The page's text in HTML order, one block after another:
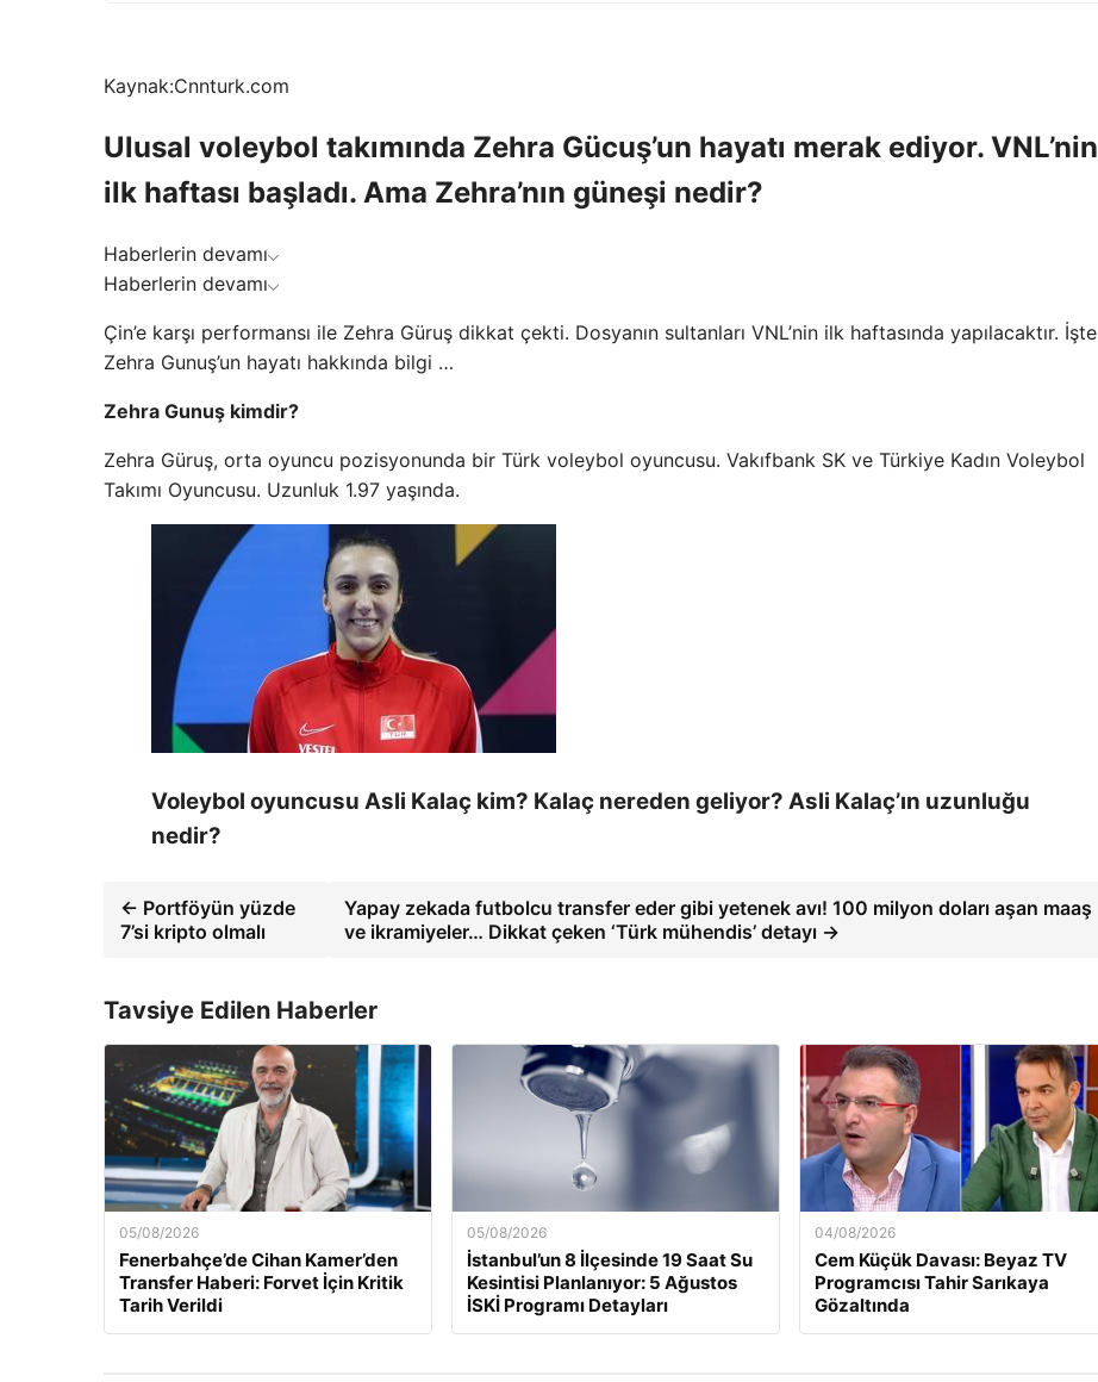
Kaynak:Cnnturk.com
Ulusal voleybol takımında Zehra Gücuş’un hayatı merak ediyor. VNL’nin
ilk haftası başladı. Ama Zehra’nın güneşi nedir?
Haberlerin devamı
Haberlerin devamı
Çin’e karşı performansı ile Zehra Güruş dikkat çekti. Dosyanın sultanları VNL’nin ilk haftasında yapılacaktır. İşte
Zehra Gunuş’un hayatı hakkında bilgi …
Zehra Gunuş kimdir?
Zehra Güruş, orta oyuncu pozisyonunda bir Türk voleybol oyuncusu. Vakıfbank SK ve Türkiye Kadın Voleybol
Takımı Oyuncusu. Uzunluk 1.97 yaşında.
Voleybol oyuncusu Asli Kalaç kim? Kalaç nereden geliyor? Asli Kalaç’ın uzunluğu
nedir?
← Portföyün yüzde
7’si kripto olmalı
Yapay zekada futbolcu transfer eder gibi yetenek avı! 100 milyon doları aşan maaş
ve ikramiyeler… Dikkat çeken ‘Türk mühendis’ detayı →
Tavsiye Edilen Haberler
05/08/2026
Fenerbahçe’de Cihan Kamer’den
Transfer Haberi: Forvet İçin Kritik
Tarih Verildi
05/08/2026
İstanbul’un 8 İlçesinde 19 Saat Su
Kesintisi Planlanıyor: 5 Ağustos
İSKİ Programı Detayları
04/08/2026
Cem Küçük Davası: Beyaz TV
Programcısı Tahir Sarıkaya
Gözaltında